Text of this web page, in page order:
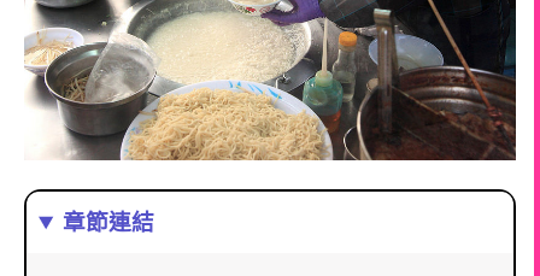
章節連結